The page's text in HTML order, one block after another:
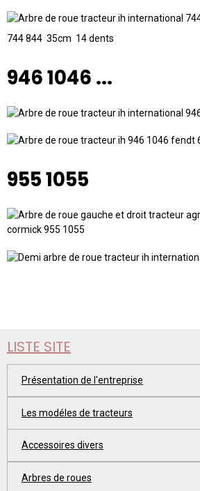
744 844 35cm 14 dents
946 1046 ...
955 1055
LISTE SITE
Présentation de l'entreprise
Les modéles de tracteurs
Accessoires divers
Arbres de roues